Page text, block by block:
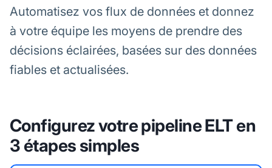
Automatisez vos flux de données et donnez
à votre équipe les moyens de prendre des
décisions éclairées, basées sur des données
fiables et actualisées.
Configurez votre pipeline ELT en
3 étapes simples